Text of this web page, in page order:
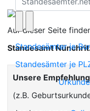
Standesämter je
Standesämter je
Auf dieser Seite
Standesamt
Unsere
(z.B.